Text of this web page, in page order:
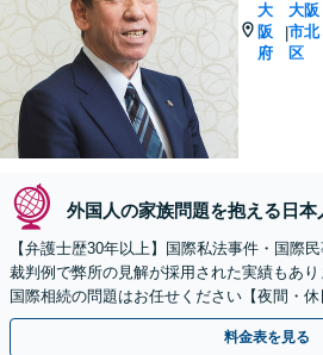
大
阪
府
|
大阪
市北
区
外国人の家族問題を抱える日本
【弁護士歴30年以上】国際私法事件・国際
裁判例で弊所の見解が採用された実績もあ
国際相続の問題はお任せください【夜間・
分】
料金表を見る